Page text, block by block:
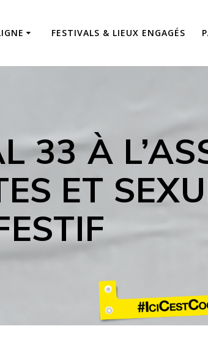
FESTIVALS & LIEUX ENGAGÉS
33 À
ET